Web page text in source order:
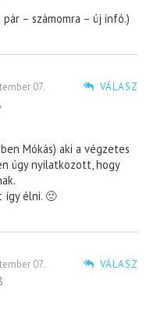
– számomra – új infó.)
VÁLASZ
07.
Mókás) aki a végzetes
úgy nyilatkozott, hogy
így élni. 🙁
VÁLASZ
07.